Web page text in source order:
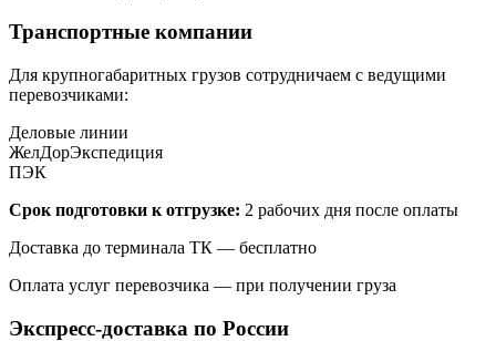
Транспортные компании
Для крупногабаритных грузов сотрудничаем с ведущими
перевозчиками:
Деловые линии
ЖелДорЭкспедиция
ПЭК
Срок подготовки к отгрузке: 2 рабочих дня после оплаты
Доставка до терминала ТК — бесплатно
Оплата услуг перевозчика — при получении груза
Экспресс-доставка по России